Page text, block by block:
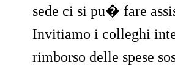
sede ci si pu� fare
Invitiamo i colleghi
rimborso delle spese